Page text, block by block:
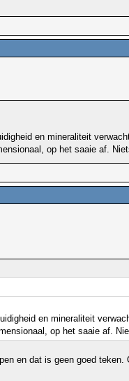
en mineraliteit
op het saaie af.
en mineraliteit
op het saaie af.
en dat is geen goed